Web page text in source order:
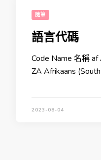
隨筆
語言代碼
Code Name 名稱
ZA Afrikaans
2023-08-04